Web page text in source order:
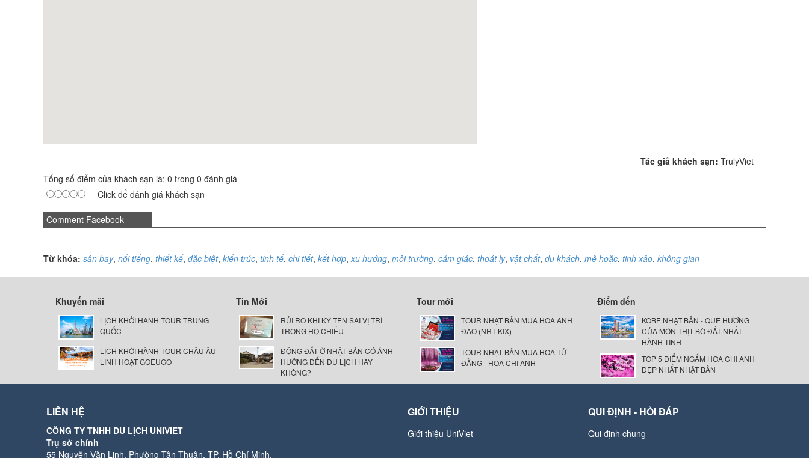
Tác giả khách sạn: TrulyViet
Tổng số điểm của khách sạn là: 0 trong 0 đánh giá
Click để đánh giá khách sạn
Comment Facebook
Từ khóa: sân bay, nổi tiếng, thiết kế, đặc biệt, kiến trúc, tinh tế, chi tiết, kết hợp,xu hướng, môi trường, cảm giác, thoát ly, vật chất, du khách, mê hoặc, tinh xảo, không gian
Khuyến mãi
LỊCH KHỞI HÀNH TOUR TRUNG
QUỐC
LỊCH KHỞI HÀNH TOUR CHÂU ÂU
LINH HOẠT GOEUGO
Tin Mới
RỦI RO KHI KÝ TÊN SAI VỊ TRÍ
TRONG HỘ CHIẾU
ĐỘNG ĐẤT Ở NHẬT BẢN CÓ ẢNH
HƯỞNG ĐẾN DU LỊCH HAY
KHÔNG?
Tour mới
TOUR NHẬT BẢN MÙA HOA ANH
ĐÀO (NRT-KIX)
TOUR NHẬT BẢN MÙA HOA TỬ
ĐẰNG - HOA CHI ANH
Điểm đến
KOBE NHẬT BẢN - QUÊ HƯƠNG
CỦA MÓN THỊT BÒ ĐẮT NHẤT
HÀNH TINH
TOP 5 ĐIỂM NGẮM HOA CHI ANH
ĐẸP NHẤT NHẬT BẢN
LIÊN HỆ
CÔNG TY TNHH DU LỊCH UNIVIET
Trụ sở chính
55 Nguyễn Văn Linh, Phường Tân Thuận, TP. Hồ Chí Minh.
GIỚI THIỆU
Giới thiệu UniViet
QUI ĐỊNH - HỎI ĐÁP
Qui định chung